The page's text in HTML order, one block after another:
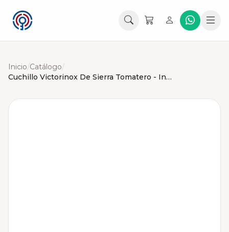
Inicio/Catálogo/
Cuchillo Victorinox De Sierra Tomatero - Individual